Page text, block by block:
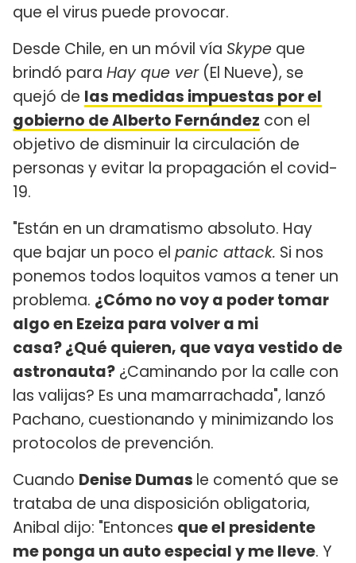
que el virus puede provocar.
Desde Chile, en un móvil vía Skype que
brindó para Hay que ver(El Nueve), se
quejó de las medidas impuestas por el
gobierno de Alberto Fernández con el
objetivo de disminuir la circulación de
personas y evitar la propagación el covid-
19.
"Están en un dramatismo absoluto. Hay
que bajar un poco el panic attack. Si nos
ponemos todos loquitos vamos a tener un
problema. ¿Cómo no voy a poder tomar
algo en Ezeiza para volver a mi
casa? ¿Qué quieren, que vaya vestido de
astronauta? ¿Caminando por la calle con
las valijas? Es una mamarrachada", lanzó
Pachano, cuestionando y minimizando los
protocolos de prevención.
Cuando Denise Dumas le comentó que se
trataba de una disposición obligatoria,
Anibal dijo: "Entonces que el presidente
me ponga un auto especial y me lleve. Y